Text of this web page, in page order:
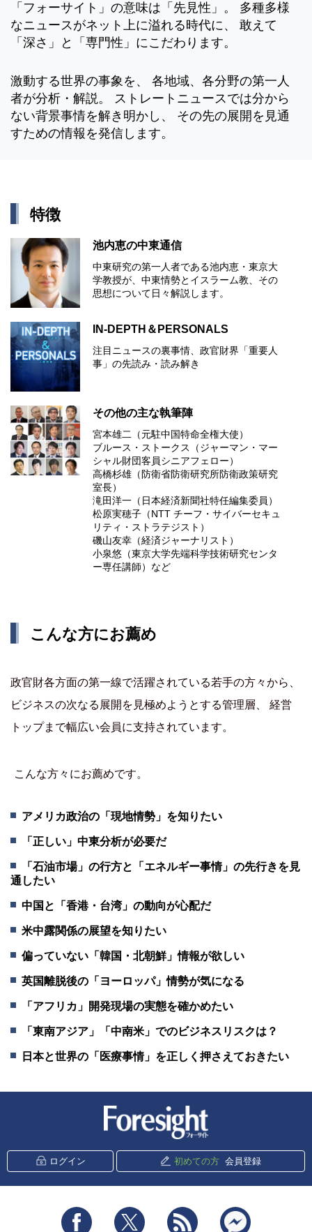
「フォーサイト」の意味は「先見性」。 多種多様
なニュースがネット上に溢れる時代に、 敢えて
「深さ」と「専門性」にこだわります。
激動する世界の事象を、 各地域、各分野の第一人
者が分析・解説。 ストレートニュースでは分から
ない背景事情を解き明かし、 その先の展開を見通
すための情報を発信します。
特徴
池内恵の中東通信
中東研究の第⼀⼈者である池内恵・東京⼤
学教授が、中東情勢とイスラーム教、その
思想について⽇々解説します。
IN-DEPTH＆PERSONALS
注目ニュースの裏事情、政官財界「重要人
事」の先読み・読み解き
その他の主な執筆陣
宮本雄二（元駐中国特命全権大使）
ブルース・ストークス（ジャーマン・マー
シャル財団客員シニアフェロー）
高橋杉雄（防衛省防衛研究所防衛政策研究
室長）
滝田洋一（日本経済新聞社特任編集委員）
松原実穂子（NTT チーフ・サイバーセキュ
リティ・ストラテジスト）
磯山友幸（経済ジャーナリスト）
小泉悠（東京大学先端科学技術研究センタ
ー専任講師）など
こんな方にお薦め
政官財各方面の第一線で活躍されている若手の方々から、
ビジネスの次なる展開を見極めようとする管理層、 経営
トップまで幅広い会員に支持されています。
こんな方々にお薦めです。
アメリカ政治の「現地情勢」を知りたい
「正しい」中東分析が必要だ
「石油市場」の行方と「エネルギー事情」の先行きを見
通したい
中国と「香港・台湾」の動向が心配だ
米中露関係の展望を知りたい
偏っていない「韓国・北朝鮮」情報が欲しい
英国離脱後の「ヨーロッパ」情勢が気になる
「アフリカ」開発現場の実態を確かめたい
「東南アジア」「中南米」でのビジネスリスクは？
日本と世界の「医療事情」を正しく押さえておきたい
ログイン 初めての方 会員登録
Facebook Twitter RSS